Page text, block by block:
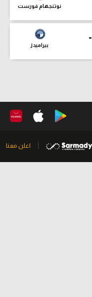
نوتنجهام فورست
-
بيراميدز
اعلن معنا